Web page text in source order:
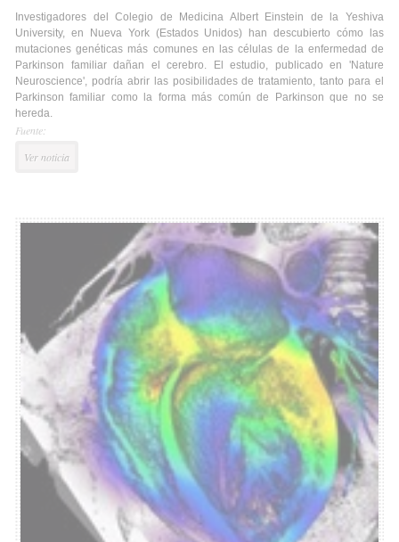
Investigadores del Colegio de Medicina Albert Einstein de la Yeshiva
University, en Nueva York (Estados Unidos) han descubierto cómo las
mutaciones genéticas más comunes en las células de la enfermedad de
Parkinson familiar dañan el cerebro. El estudio, publicado en 'Nature
Neuroscience', podría abrir las posibilidades de tratamiento, tanto para el
Parkinson familiar como la forma más común de Parkinson que no se
hereda.
Fuente:
Ver noticia